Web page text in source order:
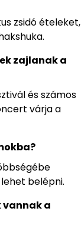
zsidó ételeket,
zajlanak a
és számos
várja a
belépni.
vannak a